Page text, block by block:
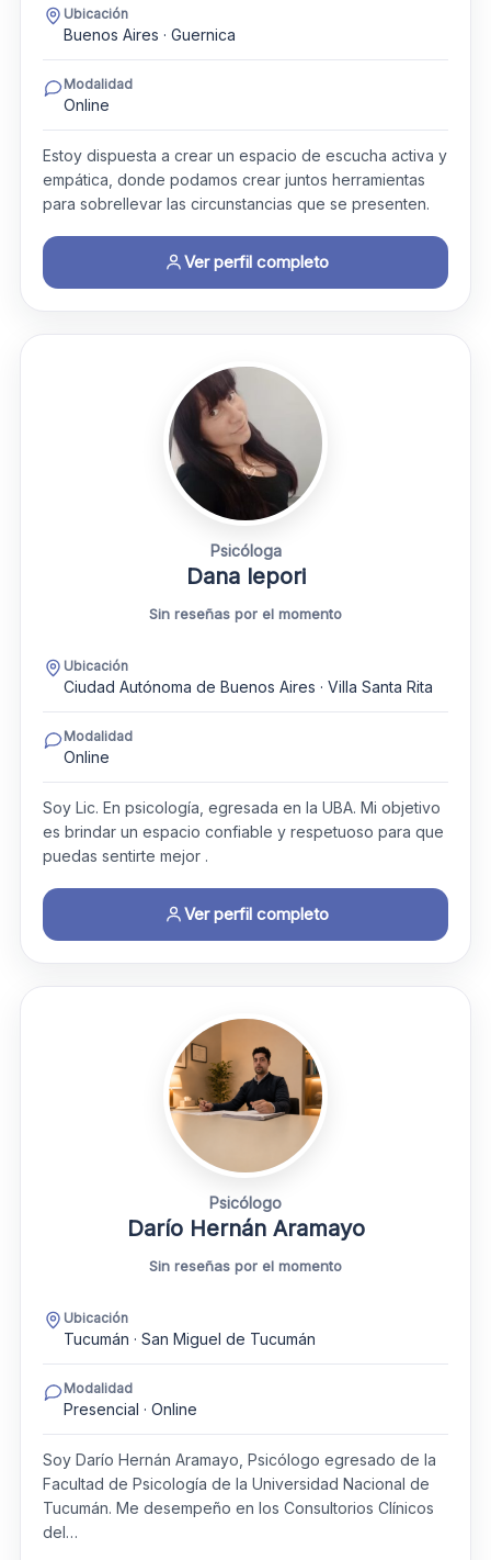
Ubicación
Buenos Aires · Guernica
Modalidad
Online
Estoy dispuesta a crear un espacio de escucha activa y
empática, donde podamos crear juntos herramientas
para sobrellevar las circunstancias que se presenten.
Ver perfil completo
Psicóloga
Dana lepori
Sin reseñas por el momento
Ubicación
Ciudad Autónoma de Buenos Aires · Villa Santa Rita
Modalidad
Online
Soy Lic. En psicología, egresada en la UBA. Mi objetivo
es brindar un espacio confiable y respetuoso para que
puedas sentirte mejor .
Ver perfil completo
Psicólogo
Darío Hernán Aramayo
Sin reseñas por el momento
Ubicación
Tucumán · San Miguel de Tucumán
Modalidad
Presencial · Online
Soy Darío Hernán Aramayo, Psicólogo egresado de la
Facultad de Psicología de la Universidad Nacional de
Tucumán. Me desempeño en los Consultorios Clínicos
del…